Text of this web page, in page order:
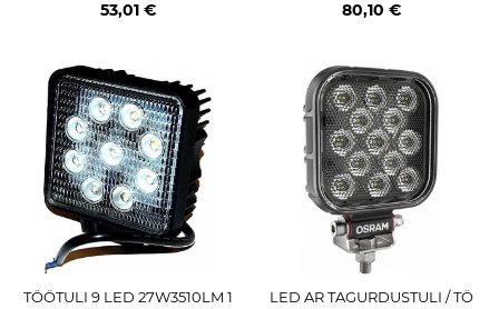
250LM SPOT ECE
53,01 €
M 2000LM 12 / 24V IP69 DT2P
80,10 €
TÖÖTULI 9 LED 27W3510LM 1 LED AR TAGURDUSTULI / TÖ